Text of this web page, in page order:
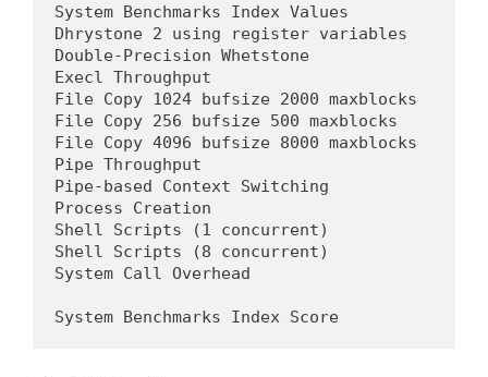
System Benchmarks Index Values
Dhrystone 2 using register variables
Double-Precision Whetstone
Execl Throughput
File Copy 1024 bufsize 2000 maxblocks
File Copy 256 bufsize 500 maxblocks
File Copy 4096 bufsize 8000 maxblocks
Pipe Throughput
Pipe-based Context Switching
Process Creation
Shell Scripts (1 concurrent)
Shell Scripts (8 concurrent)
System Call Overhead
System Benchmarks Index Score